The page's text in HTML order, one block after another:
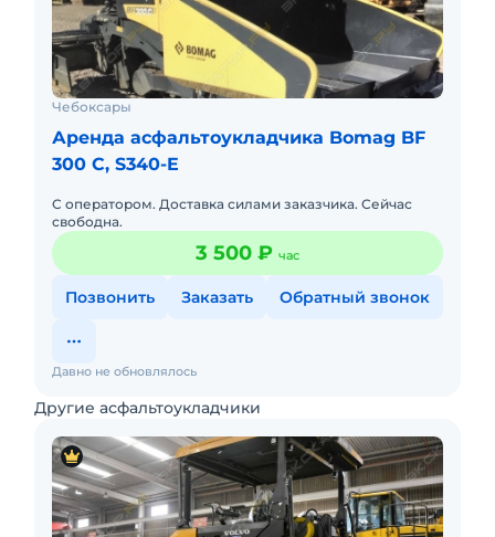
Чебоксары
Аренда асфальтоукладчика Bomag BF
300 C, S340-E
С оператором. Доставка силами заказчика. Сейчас
свободна.
3 500 ₽ час
Позвонить Заказать Обратный звонок
Давно не обновлялось
Другие асфальтоукладчики